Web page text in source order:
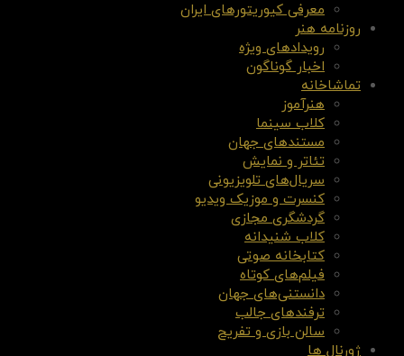
معرفی کیوریتورهای ایران
روزنامه هنر
رویدادهای ویژه
اخبار گوناگون
تماشاخانه
هنرآموز
کلاب سینما
مستندهای جهان
تئاتر و نمایش
سریال‌های تلویزیونی
کنسرت و موزیک ویدیو
گردشگری مجازی
کلاب شنیدانه
کتابخانه صوتی
فیلم‌های کوتاه
دانستنی‌های جهان
ترفندهای جالب
سالن بازی و تفریح
ژورنال ها